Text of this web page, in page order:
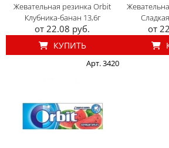
Жевательная резинка Orbit
Клубника-банан 13,6г
от 22.08 руб.
КУПИТЬ
от
Арт. 3420